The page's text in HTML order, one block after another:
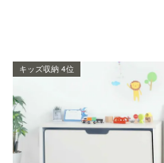
キッズ収納 4位